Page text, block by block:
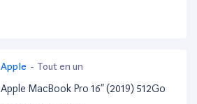
Apple - Tout en un
Apple MacBook Pro 16” (2019) 512Go